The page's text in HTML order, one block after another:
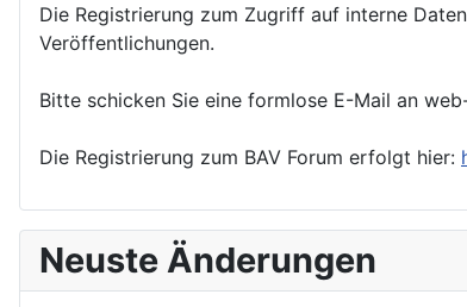
Die Registrierung zum Zugriff auf interne
Veröffentlichungen.
Bitte schicken Sie eine formlose E-Mail an
Die Registrierung zum BAV Forum erfolgt hier:
Neuste Änderungen